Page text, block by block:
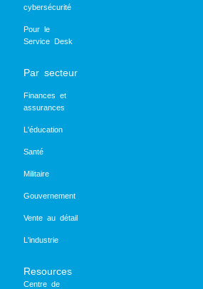
cybersécurité
Pour le
Service Desk
Par secteur
Finances et
assurances
L'éducation
Santé
Militaire
Gouvernement
Vente au détail
L'industrie
Resources
Centre de